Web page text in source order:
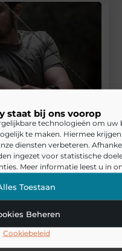
staat bij ons voorop
technologieën om uw
te maken. Hiermee
diensten verbeteren.
ingezet voor statistische
Meer informatie leest u in
Toestaan
Beheren
Cookiebeleid
Plek voor het Kopen van
herenkleding
basis past bij jouw manier